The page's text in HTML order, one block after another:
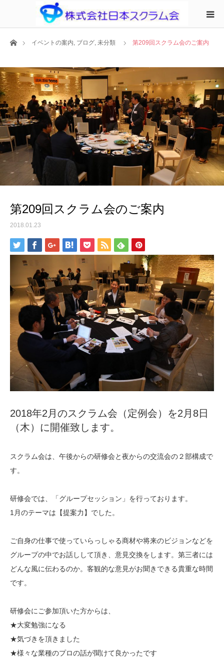
ホームイベントの案内, ブログ, 未分類 第209回スクラム会のご案内
第209回スクラム会のご案内
2018.01.23
2018年2月のスクラム会（定例会）を2月8日
（木）に開催致します。
スクラム会は、午後からの研修会と夜からの交流会の２部構成で
す。
研修会では、「グループセッション」を行っております。
1月のテーマは【提案力】でした。
ご自身の仕事で使っていらっしゃる商材や将来のビジョンなどを
グループの中でお話しして頂き、意見交換をします。第三者には
どんな風に伝わるのか。客観的な意見がお聞きできる貴重な時間
です。
研修会にご参加頂いた方からは、
★大変勉強になる
★気づきを頂きました
★様々な業種のプロの話が聞けて良かったです